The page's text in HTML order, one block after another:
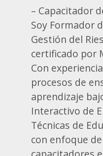
– Capacitador
Soy Formador
Gestión del
certificado por
Con
procesos de
aprendizaje
Interactivo de
Técnicas de
con enfoque